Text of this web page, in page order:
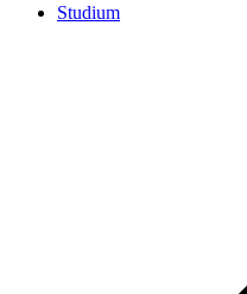
Studium